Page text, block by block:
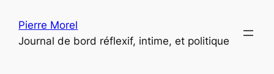
contenu
Pierre Morel
Journal de bord réflexif, intime, et politique